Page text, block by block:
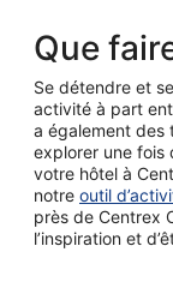
Que
Se détendre et
activité à part
a également des
explorer une fois
votre hôtel à
notre outil
près de Centrex
l’inspiration et